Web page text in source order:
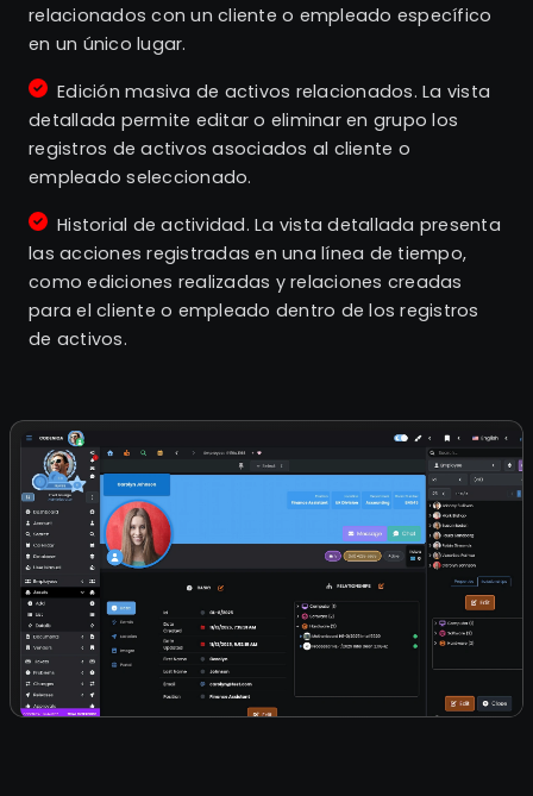
relacionados con un cliente o empleado específico
en un único lugar.
Edición masiva de activos relacionados. La vista
detallada permite editar o eliminar en grupo los
registros de activos asociados al cliente o
empleado seleccionado.
Historial de actividad. La vista detallada presenta
las acciones registradas en una línea de tiempo,
como ediciones realizadas y relaciones creadas
para el cliente o empleado dentro de los registros
de activos.